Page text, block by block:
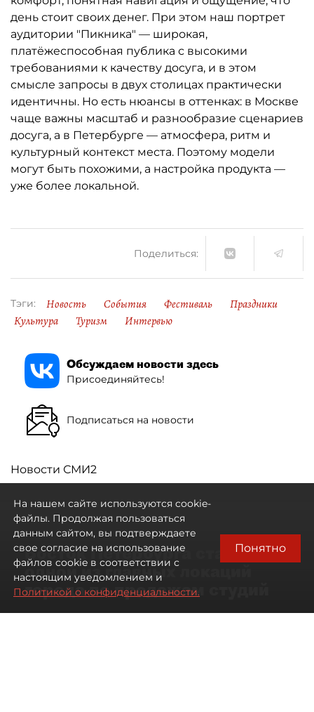
день стоит своих денег. При этом наш портрет
аудитории "Пикника" — широкая,
платёжеспособная публика с высокими
требованиями к качеству досуга, и в этом
смысле запросы в двух столицах практически
идентичны. Но есть нюансы в оттенках: в Москве
чаще важны масштаб и разнообразие сценариев
досуга, а в Петербурге — атмосфера, ритм и
культурный контекст места. Поэтому модели
могут быть похожими, а настройка продукта —
уже более локальной.
Поделиться:
Тэги: Новость События Фестиваль
Праздники
Культура
Туризм Интервью
Обсуждаем новости здесь
Присоединяйтесь!
Подписаться на новости
Новости СМИ2
Восток Петербурга стал
одной из главных локаций
города по продажам студий
На нашем сайте используются cookie-
файлы. Продолжая пользоваться
данным сайтом, вы подтверждаете
свое согласие на использование
файлов cookie в соответствии с
настоящим уведомлением и
Политикой о конфиденциальности.
Понятно